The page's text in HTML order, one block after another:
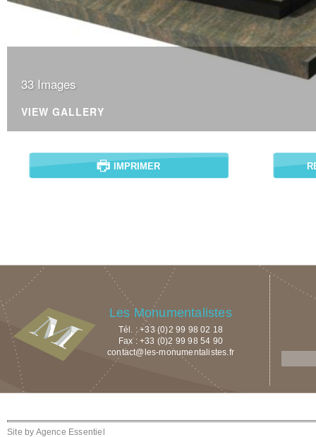
33 Images
VIEW GALLERY
IMPRIMER
Les Monumentalistes
Tél. : +33 (0)2 99 98 02 18
Fax : +33 (0)2 99 98 54 90
contact@les-monumentalistes.fr
Site by Agence Essentiel